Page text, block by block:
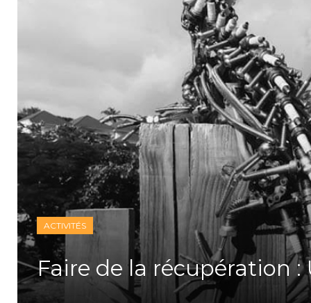
ACTIVITÉS
Faire de la récupération :